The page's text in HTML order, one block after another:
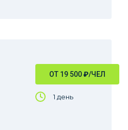
ОТ 19 500₽/ЧЕЛ
1 день